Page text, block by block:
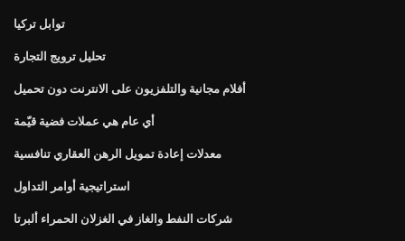
توابل تركيا
تحليل ترويج التجارة
أفلام مجانية والتلفزيون على الانترنت دون تحميل
أي عام هي عملات فضية قيّمة
معدلات إعادة تمويل الرهن العقاري تنافسية
استراتيجية أوامر التداول
شركات النفط والغاز في الغزلان الحمراء ألبرتا